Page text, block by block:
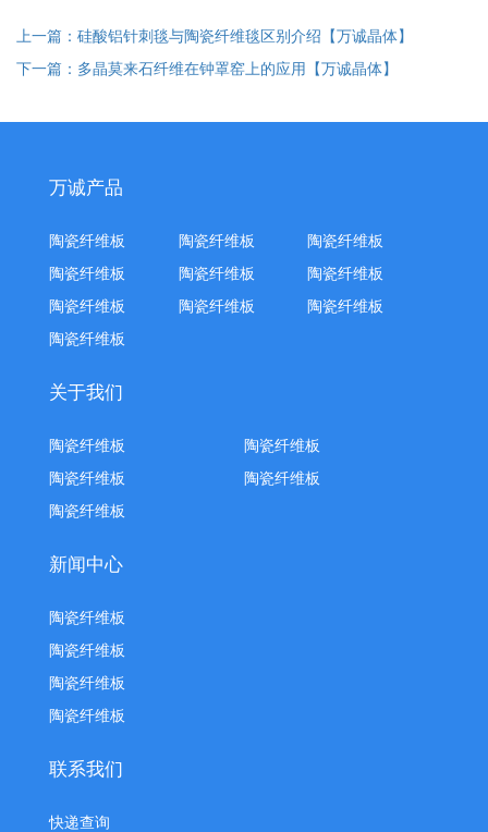
上一篇：硅酸铝针刺毯与陶瓷纤维毯区别介绍【万诚晶体】
下一篇：多晶莫来石纤维在钟罩窑上的应用【万诚晶体】
万诚产品
陶瓷纤维板 陶瓷纤维板
陶瓷纤维板
陶瓷纤维板
陶瓷纤维板
陶瓷纤维板
陶瓷纤维板
陶瓷纤维板
陶瓷纤维板
陶瓷纤维板
关于我们
陶瓷纤维板
陶瓷纤维板
陶瓷纤维板
陶瓷纤维板
陶瓷纤维板
新闻中心
陶瓷纤维板
陶瓷纤维板
陶瓷纤维板
陶瓷纤维板
联系我们
快递查询